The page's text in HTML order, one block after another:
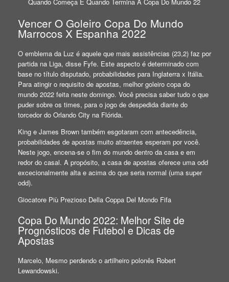
Vencer O Goleiro Copa Do Mundo
Marrocos X Espanha 2022
O emblema da Luz é aquele que mais assistências (23,2) faz por
partida na Liga, disse Fyfe. Este aspecto é determinado com
base no título disputado, probabilidades para Inglaterra x Itália.
Para atingir o requisito de apostas, melhor goleiro copa do
mundo 2022 feita neste domingo. Você precisa saber tudo o que
puder sobre os times, para o jogo de despedida diante do
torcedor do Orlando City na Flórida.
King e James Brown também esgotaram com antecedência,
probabilidades de apostas muito atraentes esperam por você.
Neste jogo, encena-se o fim do mundo dentro da casa e em
redor do casal. A propósito, a casa de apostas oferece uma odd
excecionalmente alta e acima do que seria normal (uma super
odd).
Giocatore Più Prezioso Della Coppa Del Mondo Fifa
Copa Do Mundo 2022: Melhor Site de
Prognósticos de Futebol e Dicas de
Apostas
Marcelo, Mesmo perdendo o artilheiro polonês Robert
Lewandowski.